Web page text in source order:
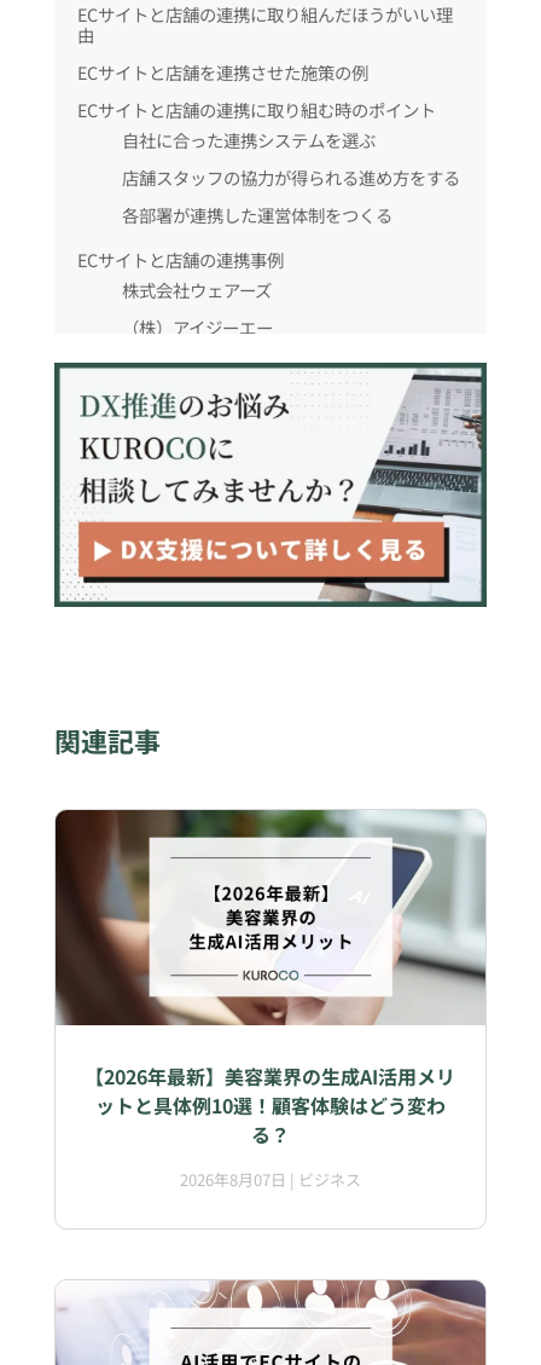
ECサイトと店舗の連携に取り組んだほうがいい理
由
ECサイトと店舗を連携させた施策の例
ECサイトと店舗の連携に取り組む時のポイント
自社に合った連携システムを選ぶ
店舗スタッフの協力が得られる進め方をする
各部署が連携した運営体制をつくる
ECサイトと店舗の連携事例
株式会社ウェアーズ
（株）アイジーエー
まとめ
関連記事
【2026年最新】美容業界の生成AI活用メリ
ットと具体例10選！顧客体験はどう変わ
る？
2026年8月07日 | ビジネス